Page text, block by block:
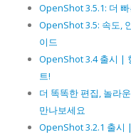
OpenShot 3.5.1: 더
OpenShot 3.5: 속도,
이드
OpenShot 3.4 출시 |
트!
더 똑똑한 편집, 놀라
만나보세요
OpenShot 3.2.1 출시